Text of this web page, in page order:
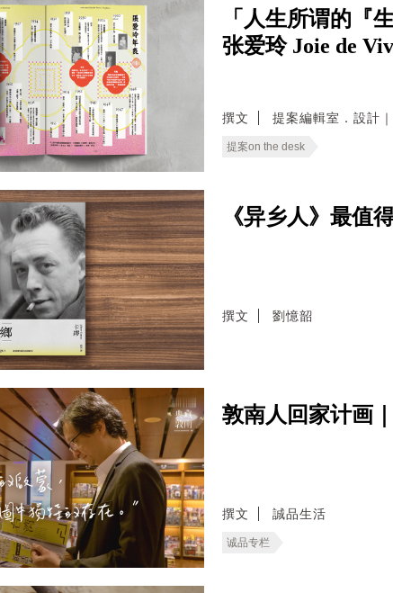
「人生所谓的『
张爱玲 Joie de
撰文 提案編輯室．設計
提案on the desk
《异乡人》最值
撰文 劉憶韶
敦南人回家计画
撰文 誠品生活
诚品专栏